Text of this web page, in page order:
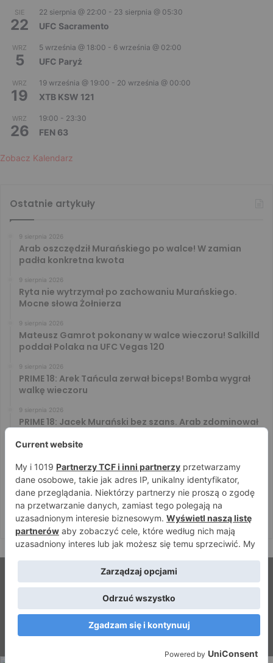
SIE
22
22 sierpnia @ 22:00 - 23 sierpnia @ 05:30
UFC Sacramento
WRZ
5
5 września @ 18:00 - 6 września @ 02:00
UFC Paryż
WRZ
19
19 września @ 19:00 - 20 września @ 00:00
XTB KSW 121
WRZ
26
19:00 - 23:30
FEN 63
Zobacz Kalendarz
Ostatnie artykuły
9 sierpnia 2026
Arab oszczędził Murańskiego po walce! W zamian
padła konkretna kwota
9 sierpnia 2026
Ryta nie wytrzymał po zachowaniu Murańskiego.
Mocne słowa Żołnierza
9 sierpnia 2026
Mateusz Gamrot pokonany w walce wieczoru! Salkilld
poddał Polaka na UFC Vegas 120
9 sierpnia 2026
PRIME 18: Arek Tańcula zerwał biceps! Bomba wygrał
walkę wieczoru
9 sierpnia 2026
PRIME 18: Jacek Murański bez szans. Arab zdominował
PRIME 18: Mariusz Wach rozbity przez 6. rywali. Gypsy
Team zwyciężył w 3. rundzie
8 sierpnia 2026
PRIME 18: Bagieta wrócił i wygrał. Wampirek przegrał w
2. rundzie
© Strefamma.pl 2026, Wszelkie prawa zastrzeżone |
Home
Redakcja Kontakt
FacebookYouTube
RSS